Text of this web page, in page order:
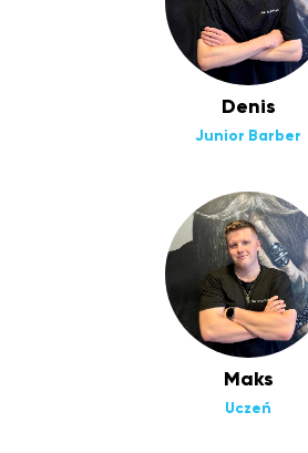
Denis
Junior Barber
Maks
Uczeń